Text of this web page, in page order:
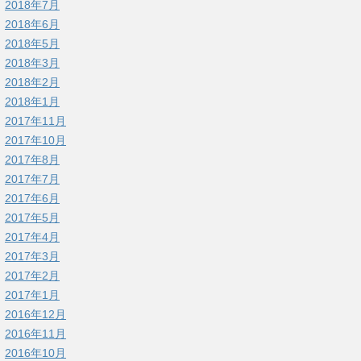
2018年7月
2018年6月
2018年5月
2018年3月
2018年2月
2018年1月
2017年11月
2017年10月
2017年8月
2017年7月
2017年6月
2017年5月
2017年4月
2017年3月
2017年2月
2017年1月
2016年12月
2016年11月
2016年10月